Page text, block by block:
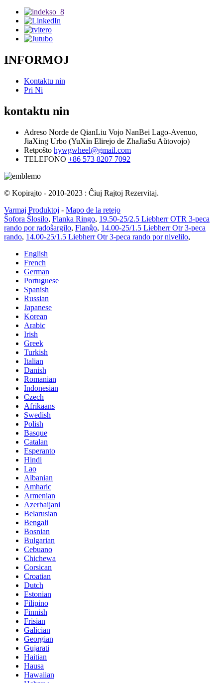
INFORMOJ
Kontaktu nin
Pri Ni
kontaktu nin
Adreso Norde de QianLiu Vojo NanBei Lago-Avenuo,
JiaXing Urbo (YuXin Elirejo de ZhaJiaSu Aŭtovojo)
Retpoŝto hywgwheel@gmail.com
TELEFONO +86 573 8207 7092
© Kopirajto - 2010-2023 : Ĉiuj Rajtoj Rezervitaj.
Varmaj Produktoj - Mapo de la retejo
Ŝofora Ŝlosilo, Flanka Ringo, 19.50-25/2.5 Liebherr OTR 3-peca
rando por radoŝargilo, Flanĝo, 14.00-25/1.5 Liebherr Otr 3-peca
rando, 14.00-25/1.5 Liebherr Otr 3-peca rando por nivelilo,
English
French
German
Portuguese
Spanish
Russian
Japanese
Korean
Arabic
Irish
Greek
Turkish
Italian
Danish
Romanian
Indonesian
Czech
Afrikaans
Swedish
Polish
Basque
Catalan
Esperanto
Hindi
Lao
Albanian
Amharic
Armenian
Azerbaijani
Belarusian
Bengali
Bosnian
Bulgarian
Cebuano
Chichewa
Corsican
Croatian
Dutch
Estonian
Filipino
Finnish
Frisian
Galician
Georgian
Gujarati
Haitian
Hausa
Hawaiian